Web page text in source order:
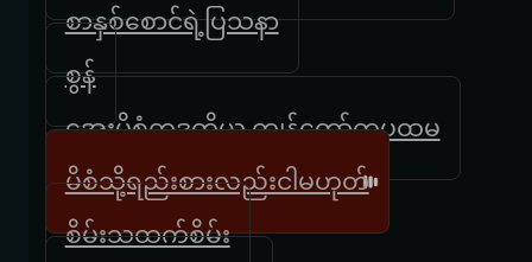
စာနှစ်စောင်ရဲ့ပြသနာ
စွန်
အေးမိစံကဒုတိယ ကျွန်တော်ကပထမ
မိစံသို့ရည်းစားလည်းငါမဟုတ်
စိမ်းသထက်စိမ်း